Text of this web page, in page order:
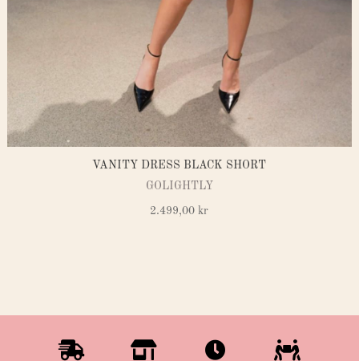
VANITY DRESS BLACK SHORT
GOLIGHTLY
2.499,00kr
   